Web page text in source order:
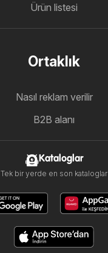
Ürün listesi
Ortaklık
Nasıl reklam verilir
B2B alanı
Kataloglar
Tek bir yerde en son kataloglar